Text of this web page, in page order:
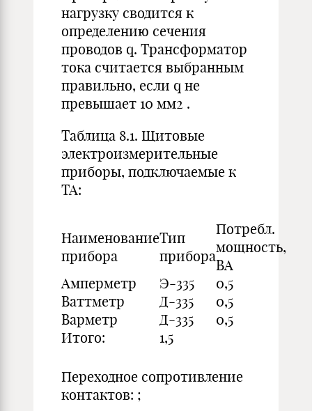
нагрузку сводится к
определению сечения
проводов q. Трансформатор
тока считается выбранным
правильно, если q не
превышает 10 мм2 .
Таблица 8.1. Щитовые
электроизмерительные
приборы, подключаемые к
ТА:
Наименование
прибора
Тип
прибора
Потребл.
мощность,
ВА
Амперметр
Э-335
0,5
Ваттметр
Д-335
0,5
Варметр
Д-335
0,5
Итого:
1,5
Переходное сопротивление
контактов: ;